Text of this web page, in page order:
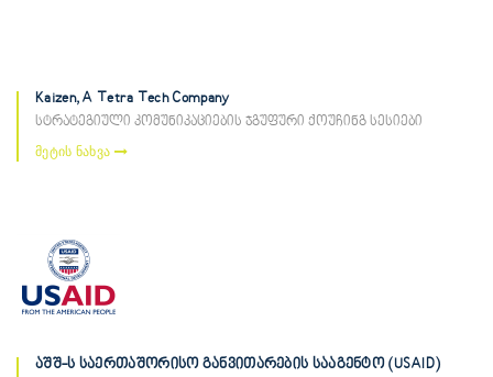
Kaizen, A Tetra Tech Company
სტრატეგიული კომუნიკაციების ჯგუფური ქოუჩინგ სესიები
მეტის ნახვა
აშშ-ს საერთაშორისო განვითარების სააგენტო (USAID)